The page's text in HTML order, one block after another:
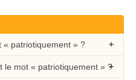
« patriotiquement » ?
le mot « patriotiquement » ?